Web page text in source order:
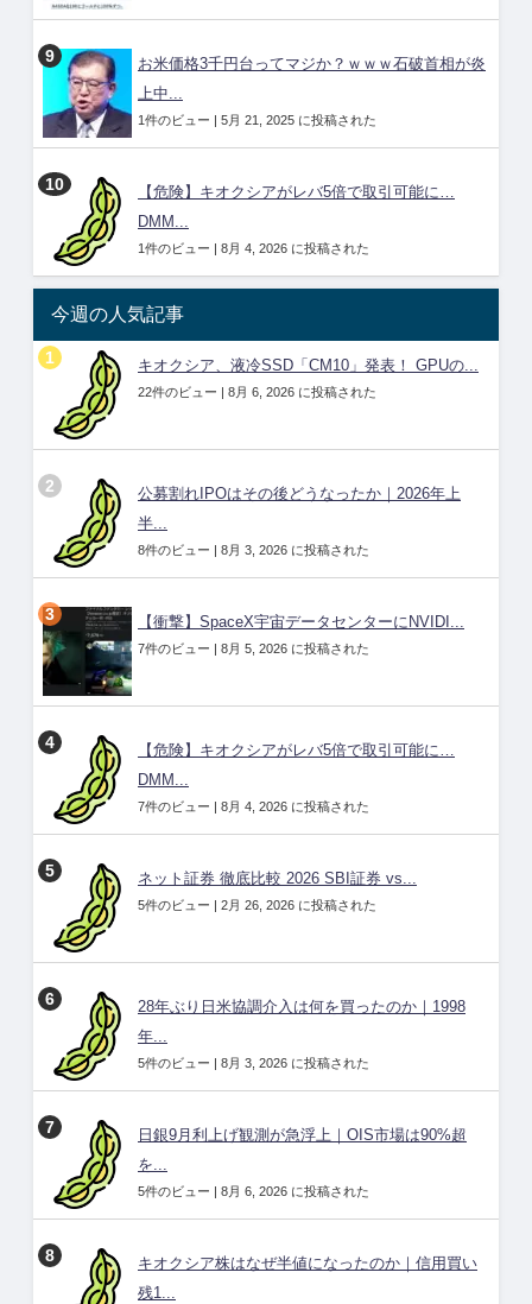
お米価格3千円台ってマジか？ｗｗｗ石破首相が炎
上中...
1件のビュー | 5月 21, 2025 に投稿された
【危険】キオクシアがレバ5倍で取引可能に…
DMM...
1件のビュー | 8月 4, 2026 に投稿された
今週の人気記事
キオクシア、液冷SSD「CM10」発表！ GPUの...
22件のビュー | 8月 6, 2026 に投稿された
公募割れIPOはその後どうなったか｜2026年上
半...
8件のビュー | 8月 3, 2026 に投稿された
【衝撃】SpaceX宇宙データセンターにNVIDI...
7件のビュー | 8月 5, 2026 に投稿された
【危険】キオクシアがレバ5倍で取引可能に…
DMM...
7件のビュー | 8月 4, 2026 に投稿された
ネット証券 徹底比較 2026 SBI証券 vs...
5件のビュー | 2月 26, 2026 に投稿された
28年ぶり日米協調介入は何を買ったのか｜1998
年...
5件のビュー | 8月 3, 2026 に投稿された
日銀9月利上げ観測が急浮上｜OIS市場は90%超
を...
5件のビュー | 8月 6, 2026 に投稿された
キオクシア株はなぜ半値になったのか｜信用買い
残1...